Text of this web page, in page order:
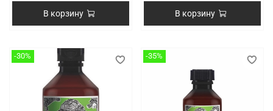
В корзину В корзину
-30% -35%